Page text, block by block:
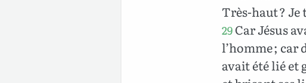
Très-haut ?
29Car Jésus
l’homme ; car
avait été lié et